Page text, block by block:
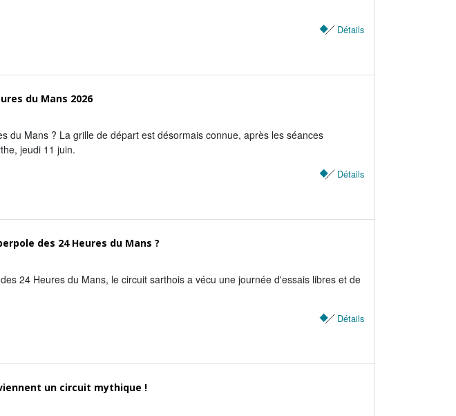
Détails
du Mans 2026
du Mans ? La grille de départ est désormais connue, après les séances
jeudi 11 juin.
Détails
des 24 Heures du Mans ?
24 Heures du Mans, le circuit sarthois a vécu une journée d'essais libres et de
Détails
un circuit mythique !